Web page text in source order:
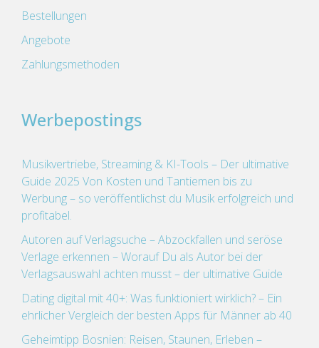
Bestellungen
Angebote
Zahlungsmethoden
Werbepostings
Musikvertriebe, Streaming & KI-Tools – Der ultimative
Guide 2025 Von Kosten und Tantiemen bis zu
Werbung – so veröffentlichst du Musik erfolgreich und
profitabel.
Autoren auf Verlagsuche – Abzockfallen und seröse
Verlage erkennen – Worauf Du als Autor bei der
Verlagsauswahl achten musst – der ultimative Guide
Dating digital mit 40+: Was funktioniert wirklich? – Ein
ehrlicher Vergleich der besten Apps für Männer ab 40
Geheimtipp Bosnien: Reisen, Staunen, Erleben –